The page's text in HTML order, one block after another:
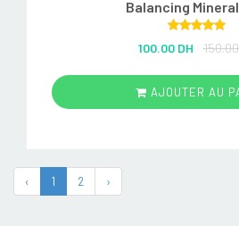
Balancing
out of 5
100.00 DH
AJOUTER AU
‹ 1 2 ›